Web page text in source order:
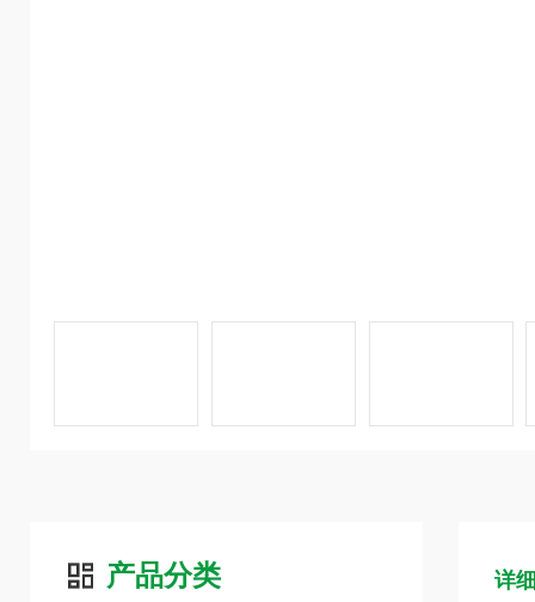
产品分类 详